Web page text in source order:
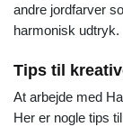
andre jordfarver
harmonisk udtryk.
Tips til
At arbejde med
Her er nogle tips